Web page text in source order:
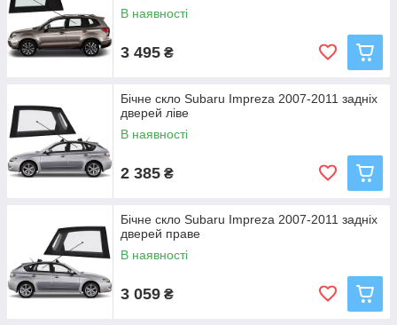
В наявності
3 495 ₴
Бічне скло Subaru Impreza 2007-2011 задніх
дверей ліве
В наявності
2 385 ₴
Бічне скло Subaru Impreza 2007-2011 задніх
дверей праве
В наявності
3 059 ₴